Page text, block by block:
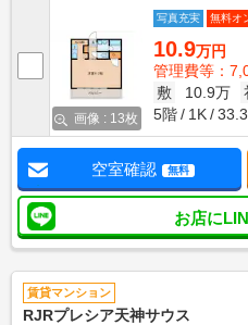
画像 : 13枚
写真充実 無料オ
10.9万円
管理費等：
敷
10.9万
5階
1K
空室確認 無料
お店に
賃貸マンション
RJRプレシア天神サウス